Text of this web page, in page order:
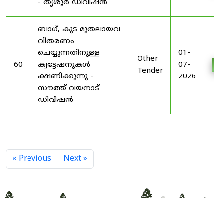
- തൃശൂർ ഡിവിഷൻ
60
ബാഗ്, കുട മുതലായവ
വിതരണം
ചെയ്യുന്നതിനുള്ള
ക്വട്ടേഷനുകൾ
ക്ഷണിക്കുന്നു -
സൗത്ത് വയനാട്
ഡിവിഷൻ
Other
Tender
01-
07-
2026
« Previous Next »